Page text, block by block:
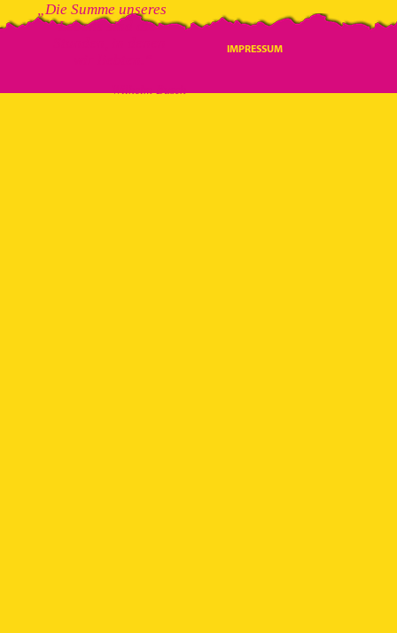
„Die Summe unseres
Lebens sind die
Wilhelm Busch
IMPRESSUM